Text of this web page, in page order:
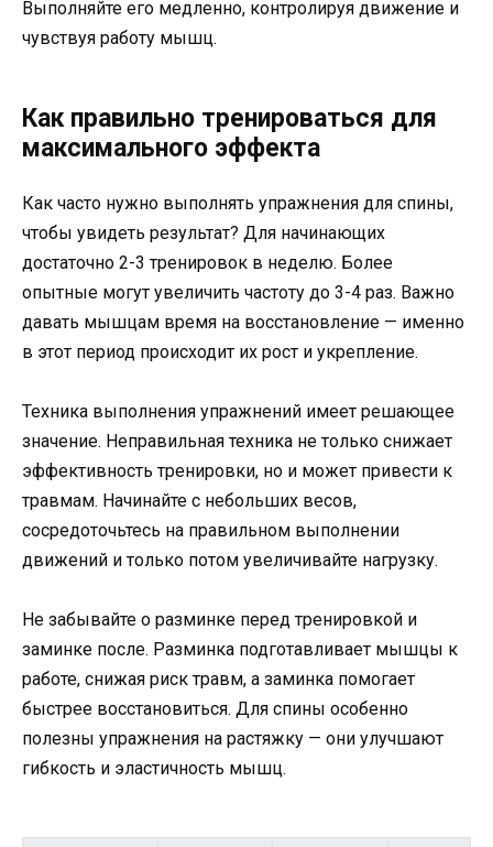
Выполняйте его медленно, контролируя движение и
чувствуя работу мышц.
Как правильно тренироваться для
максимального эффекта
Как часто нужно выполнять упражнения для спины,
чтобы увидеть результат? Для начинающих
достаточно 2-3 тренировок в неделю. Более
опытные могут увеличить частоту до 3-4 раз. Важно
давать мышцам время на восстановление — именно
в этот период происходит их рост и укрепление.
Техника выполнения упражнений имеет решающее
значение. Неправильная техника не только снижает
эффективность тренировки, но и может привести к
травмам. Начинайте с небольших весов,
сосредоточьтесь на правильном выполнении
движений и только потом увеличивайте нагрузку.
Не забывайте о разминке перед тренировкой и
заминке после. Разминка подготавливает мышцы к
работе, снижая риск травм, а заминка помогает
быстрее восстановиться. Для спины особенно
полезны упражнения на растяжку — они улучшают
гибкость и эластичность мышц.